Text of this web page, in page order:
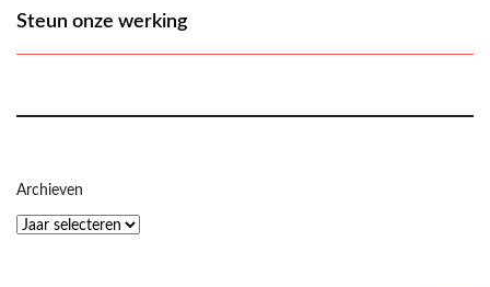
Steun onze werking
Archieven